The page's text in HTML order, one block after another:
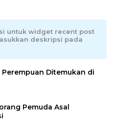
untuk widget recent post
deskripsi pada
Ditemukan di
Pemuda Asal